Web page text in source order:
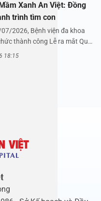
Xanh An Việt: Đồng
trình tìm con
2026, Bệnh viện đa khoa
thành công Lễ ra mắt Quỹ
18:15